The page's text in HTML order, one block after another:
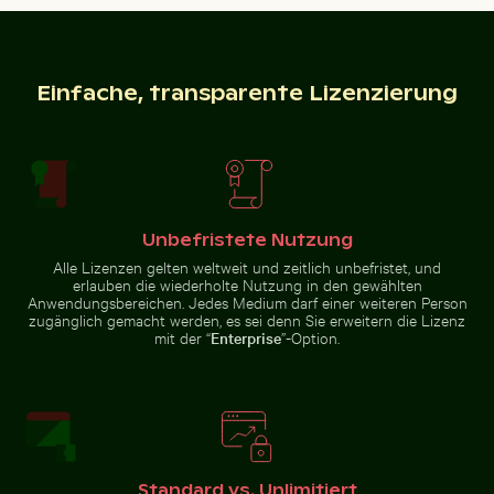
Dreifarbige Katze schaut aus dem Vintage-Fahrrad auf Küstenweg
Feierlicher Schokoladenkuchen mit Wunderkerze
Feierlicher Schokoladenkuchen mit
Wunderkerze
Stadtbusse vor
Stadtbusse vor
Wolkenkratzern in urbaner
Umgebung
Alte Ruinen von Wat Mahathat in Ayutthaya
Ayutthaya
Dramatische
Sonnenuntergangswolken über
Vorstadtszenerie
Einfache, transparente Lizenzierung
Unbefristete Nutzung
Alle Lizenzen gelten weltweit und zeitlich unbefristet, und
erlauben die wiederholte Nutzung in den gewählten
Anwendungsbereichen. Jedes Medium darf einer weiteren Person
zugänglich gemacht werden, es sei denn Sie erweitern die Lizenz
mit der “Enterprise”-Option.
Standard vs. Unlimitiert